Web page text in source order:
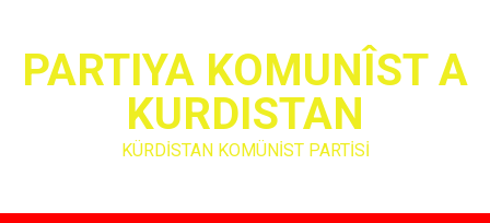
contentPARTIYA KOMUNÎST A
KURDISTAN
KÜRDİSTAN KOMÜNİST PARTİSİ